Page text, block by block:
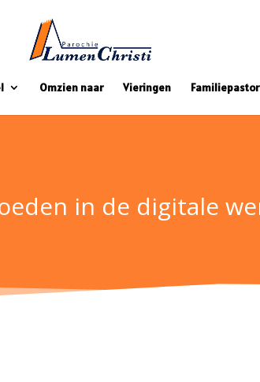
Omzien naar Vieringen
in de digitale